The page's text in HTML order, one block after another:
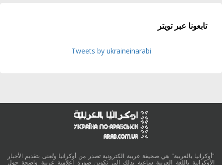
تابعونا عبر تويتر
Tweets by ukraineinarabi
"أوكرانيا بالعربية" هي صحيفة عربية الكترونية تصدر من أوكرانيا وتُعنى بتقديم الأخبار
الأوكرانية باللغة العربية ساعية بذلك الى تكوين صورة اعلامية عربية واضحة حول